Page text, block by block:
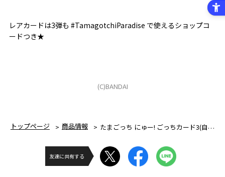
レアカードは3弾も #TamagotchiParadise で使えるショップコ
ードつき★
(C)BANDAI
トップページ 商品情報 たまごっち にゅー! ごっちカード3(自販機)
友達に共有する